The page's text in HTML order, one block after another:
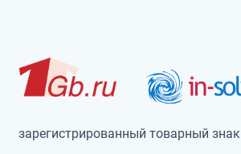
зарегистрированный товарный знак